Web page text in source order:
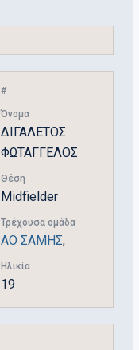
#
Όνομα
ΔΙΓΑΛΕΤΟΣ
ΦΩΤΑΓΓΕΛΟΣ
Θέση
Midfielder
Τρέχουσα ομάδα
ΑΟ ΣΑΜΗΣ,
Ηλικία
19